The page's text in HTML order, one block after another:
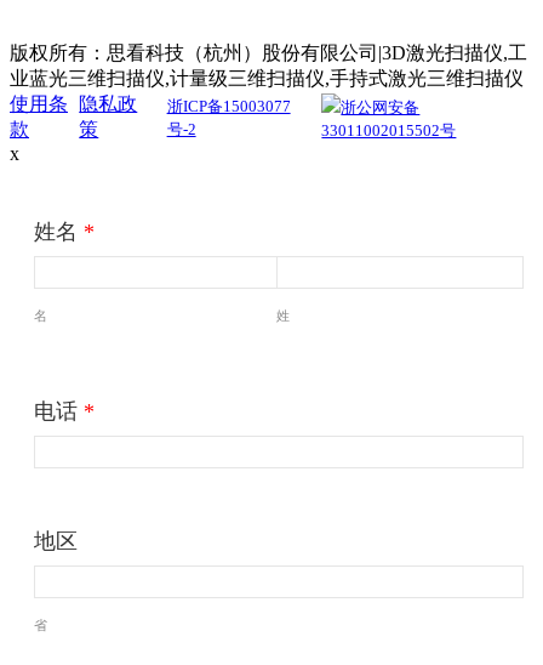
版权所有：思看科技（杭州）股份有限公司|3D激光扫描仪,工
业蓝光三维扫描仪,计量级三维扫描仪,手持式激光三维扫描仪
使用条
款
隐私政
策
浙ICP备15003077
号-2
浙公网安备
33011002015502号
x
姓名 *
名 姓
电话 *
地区
省